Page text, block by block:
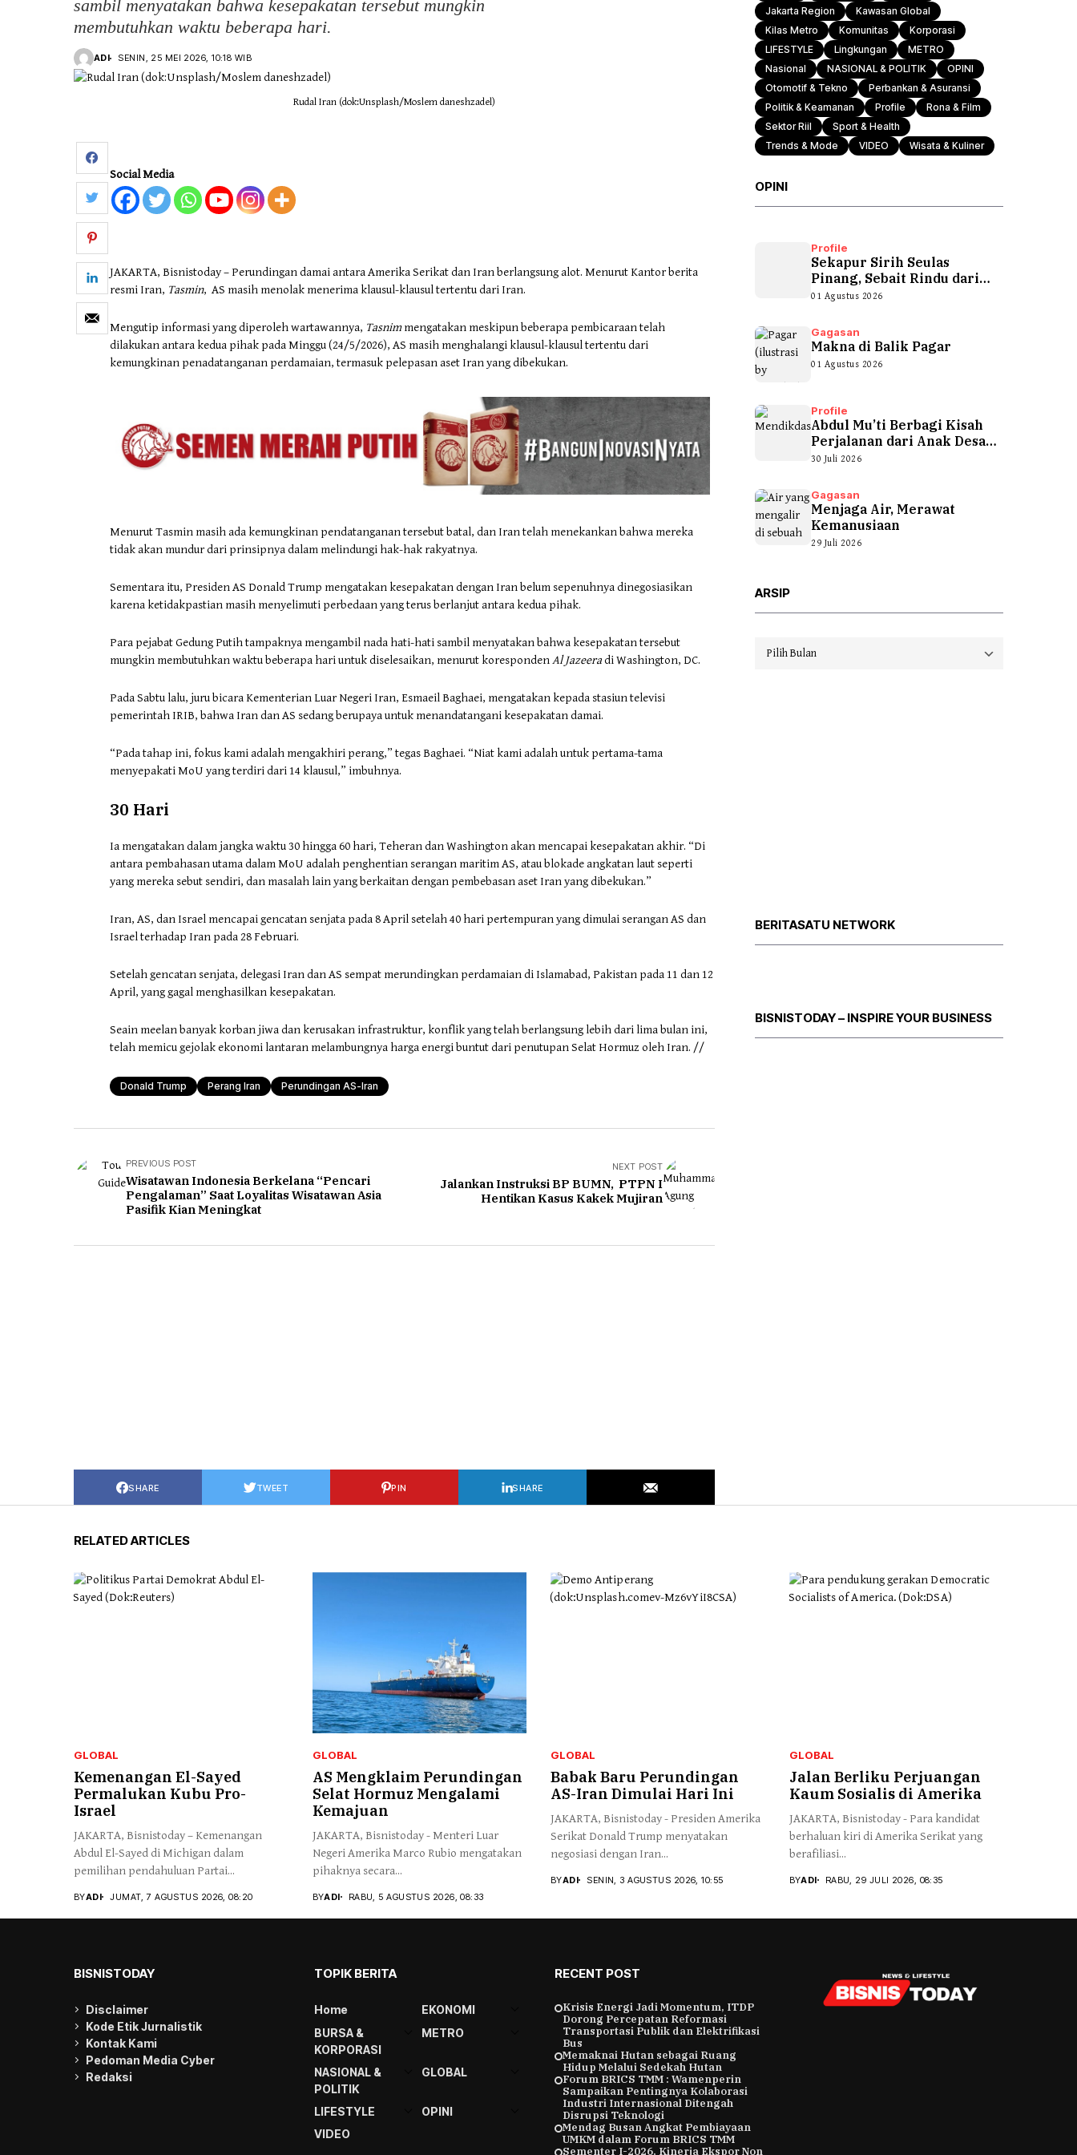
Otomotif & Tekno
sambil menyatakan bahwa kesepakatan tersebut mungkin
membutuhkan waktu beberapa hari.
ADI SENIN, 25 MEI 2026, 10:18 WIB
Rudal Iran (dok:Unsplash/Moslem daneshzadel)
Social Media
JAKARTA, Bisnistoday – Perundingan damai antara Amerika Serikat dan Iran berlangsung alot. Menurut Kantor berita
resmi Iran, Tasmin, AS masih menolak menerima klausul-klausul tertentu dari Iran.
Mengutip informasi yang diperoleh wartawannya, Tasnimmengatakan meskipun beberapa pembicaraan telah
dilakukan antara kedua pihak pada Minggu (24/5/2026), AS masih menghalangi klausul-klausul tertentu dari
kemungkinan penadatanganan perdamaian, termasuk pelepasan aset Iran yang dibekukan.
Menurut Tasmin masih ada kemungkinan pendatanganan tersebut batal, dan Iran telah menekankan bahwa mereka
tidak akan mundur dari prinsipnya dalam melindungi hak-hak rakyatnya.
Sementara itu, Presiden AS Donald Trump mengatakan kesepakatan dengan Iran belum sepenuhnya dinegosiasikan
karena ketidakpastian masih menyelimuti perbedaan yang terus berlanjut antara kedua pihak.
Para pejabat Gedung Putih tampaknya mengambil nada hati-hati sambil menyatakan bahwa kesepakatan tersebut
mungkin membutuhkan waktu beberapa hari untuk diselesaikan, menurut korespondenAl Jazeeradi Washington, DC.
Pada Sabtu lalu, juru bicara Kementerian Luar Negeri Iran, Esmaeil Baghaei, mengatakan kepada stasiun televisi
pemerintah IRIB, bahwa Iran dan AS sedang berupaya untuk menandatangani kesepakatan damai.
“Pada tahap ini, fokus kami adalah mengakhiri perang,” tegas Baghaei. “Niat kami adalah untuk pertama-tama
menyepakati MoU yang terdiri dari 14 klausul,” imbuhnya.
30 Hari
Ia mengatakan dalam jangka waktu 30 hingga 60 hari, Teheran dan Washington akan mencapai kesepakatan akhir. “Di
antara pembahasan utama dalam MoU adalah penghentian serangan maritim AS, atau blokade angkatan laut seperti
yang mereka sebut sendiri, dan masalah lain yang berkaitan dengan pembebasan aset Iran yang dibekukan.”
Iran, AS, dan Israel mencapai gencatan senjata pada 8 April setelah 40 hari pertempuran yang dimulai serangan AS dan
Israel terhadap Iran pada 28 Februari.
Setelah gencatan senjata, delegasi Iran dan AS sempat merundingkan perdamaian di Islamabad, Pakistan pada 11 dan 12
April, yang gagal menghasilkan kesepakatan.
Seain meelan banyak korban jiwa dan kerusakan infrastruktur, konflik yang telah berlangsung lebih dari lima bulan ini,
telah memicu gejolak ekonomi lantaran melambungnya harga energi buntut dari penutupan Selat Hormuz oleh Iran. //
Donald Trump Perang Iran Perundingan AS-Iran
PREVIOUS POST
Wisatawan Indonesia Berkelana “Pencari
Pengalaman” Saat Loyalitas Wisatawan Asia
Pasifik Kian Meningkat
NEXT POST
Jalankan Instruksi BP BUMN, PTPN I
Hentikan Kasus Kakek Mujiran
SHARE TWEET PIN SHARE
Jakarta Region
Kawasan Global
Kilas Metro
Komunitas
Korporasi
LIFESTYLE
Lingkungan
METRO
Nasional
NASIONAL & POLITIK
OPINI
Otomotif & Tekno
Perbankan & Asuransi
Politik & Keamanan
Profile
Rona & Film
Sektor Riil
Sport & Health
Trends & Mode
VIDEO Wisata & Kuliner
OPINI
Profile
Sekapur Sirih Seulas
Pinang, Sebait Rindu dari
Tepian Teluk
01 Agustus 2026
Gagasan
Makna di Balik Pagar
01 Agustus 2026
Profile
Abdul Mu’ti Berbagi Kisah
Perjalanan dari Anak Desa
hingga...
30 Juli 2026
Gagasan
Menjaga Air, Merawat
Kemanusiaan
29 Juli 2026
ARSIP
Arsip
BERITASATU NETWORK
BISNISTODAY – INSPIRE YOUR BUSINESS
RELATED ARTICLES
GLOBAL
Kemenangan El-Sayed
Permalukan Kubu Pro-
Israel
JAKARTA, Bisnistoday – Kemenangan
Abdul El-Sayed di Michigan dalam
pemilihan pendahuluan Partai...
BYADI JUMAT, 7 AGUSTUS 2026, 08:20
GLOBAL
AS Mengklaim Perundingan
Selat Hormuz Mengalami
Kemajuan
JAKARTA, Bisnistoday - Menteri Luar
Negeri Amerika Marco Rubio mengatakan
pihaknya secara...
BYADI RABU, 5 AGUSTUS 2026, 08:33
GLOBAL
Babak Baru Perundingan
AS-Iran Dimulai Hari Ini
JAKARTA, Bisnistoday - Presiden Amerika
Serikat Donald Trump menyatakan
negosiasi dengan Iran...
BYADI SENIN, 3 AGUSTUS 2026, 10:55
GLOBAL
Jalan Berliku Perjuangan
Kaum Sosialis di Amerika
JAKARTA, Bisnistoday - Para kandidat
berhaluan kiri di Amerika Serikat yang
berafiliasi...
BYADI RABU, 29 JULI 2026, 08:35
BISNISTODAY
Disclaimer
Kode Etik Jurnalistik
Kontak Kami
Pedoman Media Cyber
Redaksi
TOPIK BERITA
Home
EKONOMI
BURSA &
KORPORASI
METRO
NASIONAL &
POLITIK
GLOBAL
LIFESTYLE
OPINI
VIDEO
RECENT POST
Krisis Energi Jadi Momentum, ITDP
Dorong Percepatan Reformasi
Transportasi Publik dan Elektrifikasi
Bus
Memaknai Hutan sebagai Ruang
Hidup Melalui Sedekah Hutan
Forum BRICS TMM : Wamenperin
Sampaikan Pentingnya Kolaborasi
Industri Internasional Ditengah
Disrupsi Teknologi
Mendag Busan Angkat Pembiayaan
UMKM dalam Forum BRICS TMM
Sementer I-2026, Kinerja Ekspor Non